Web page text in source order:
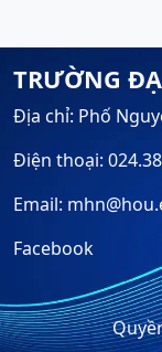
TRƯỜNG
Địa chỉ: Phố
Điện thoại:
Email:
Facebook